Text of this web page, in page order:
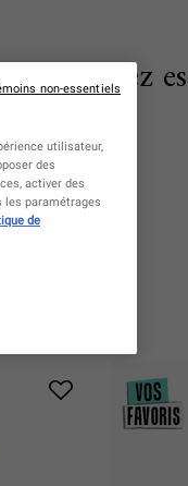
Veuillez
utilisateur,
des
activer des
les paramétrages
de
non-essentiels